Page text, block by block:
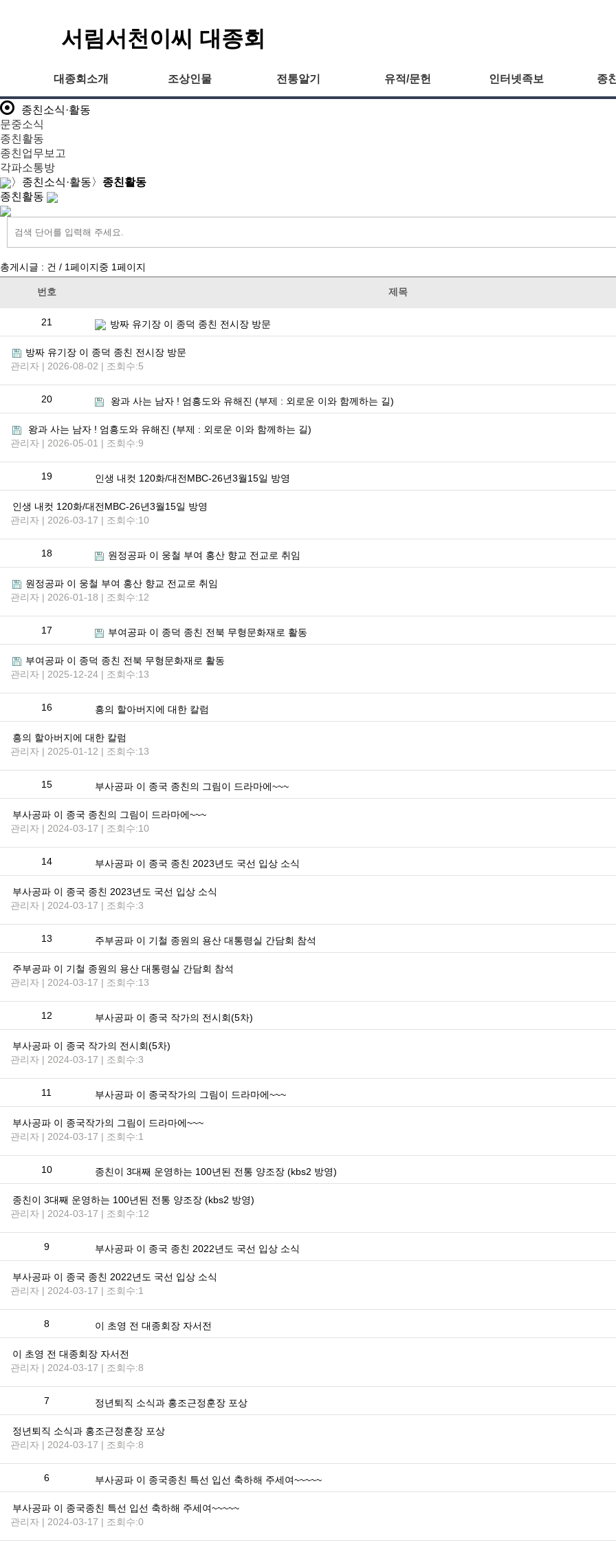
서림서천이씨 대종회
대종회소개 조상인물 전통알기 유적/문헌 인터넷족보 종
종친소식·활동
문중소식
종친활동
종친업무보고
각파소통방
〉 종친소식·활동〉 종친활동
종친활동
총게시글 : 건 / 1페이지중 1페이지
번호 제목
21 방짜 유기장 이 종덕 종친 전시장 방문
방짜 유기장 이 종덕 종친 전시장 방문
관리자 | 2026-08-02 | 조회수:5
20 왕과 사는 남자 ! 엄흥도와 유해진 (부제 : 외로운 이와 함께하는 길)
왕과 사는 남자 ! 엄흥도와 유해진 (부제 : 외로운 이와 함께하는 길)
관리자 | 2026-05-01 | 조회수:9
19 인생 내컷 120화/대전MBC-26년3월15일 방영
인생 내컷 120화/대전MBC-26년3월15일 방영
관리자 | 2026-03-17 | 조회수:10
18 원정공파 이 웅철 부여 홍산 향교 전교로 취임
원정공파 이 웅철 부여 홍산 향교 전교로 취임
관리자 | 2026-01-18 | 조회수:12
17 부여공파 이 종덕 종친 전북 무형문화재로 활동
부여공파 이 종덕 종친 전북 무형문화재로 활동
관리자 | 2025-12-24 | 조회수:13
16 흥의 할아버지에 대한 칼럼
흥의 할아버지에 대한 칼럼
관리자 | 2025-01-12 | 조회수:13
15 부사공파 이 종국 종친의 그림이 드라마에~~~
부사공파 이 종국 종친의 그림이 드라마에~~~
관리자 | 2024-03-17 | 조회수:10
14 부사공파 이 종국 종친 2023년도 국선 입상 소식
부사공파 이 종국 종친 2023년도 국선 입상 소식
관리자 | 2024-03-17 | 조회수:3
13 주부공파 이 기철 종원의 용산 대통령실 간담회 참석
주부공파 이 기철 종원의 용산 대통령실 간담회 참석
관리자 | 2024-03-17 | 조회수:13
12 부사공파 이 종국 작가의 전시회(5차)
부사공파 이 종국 작가의 전시회(5차)
관리자 | 2024-03-17 | 조회수:3
11 부사공파 이 종국작가의 그림이 드라마에~~~
부사공파 이 종국작가의 그림이 드라마에~~~
관리자 | 2024-03-17 | 조회수:1
10 종친이 3대째 운영하는 100년된 전통 양조장 (kbs2 방영)
종친이 3대째 운영하는 100년된 전통 양조장 (kbs2 방영)
관리자 | 2024-03-17 | 조회수:12
9 부사공파 이 종국 종친 2022년도 국선 입상 소식
부사공파 이 종국 종친 2022년도 국선 입상 소식
관리자 | 2024-03-17 | 조회수:1
8 이 초영 전 대종회장 자서전
이 초영 전 대종회장 자서전
관리자 | 2024-03-17 | 조회수:8
7 정년퇴직 소식과 홍조근정훈장 포상
정년퇴직 소식과 홍조근정훈장 포상
관리자 | 2024-03-17 | 조회수:8
6 부사공파 이 종국종친 특선 입선 축하해 주세여~~~~~
부사공파 이 종국종친 특선 입선 축하해 주세여~~~~~
관리자 | 2024-03-17 | 조회수:0